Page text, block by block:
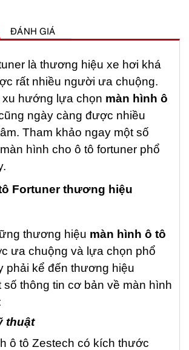
ĐÁNH GIÁ
là thương hiệu xe hơi khá
rất nhiều người ưa chuộng.
xu hướng lựa chọn màn hình ô
ngày càng được nhiều
Tham khảo ngay một số
hình cho ô tô fortuner phổ
Fortuner thương hiệu
thương hiệu màn hình ô tô
ưa chuộng và lựa chọn phổ
phải kể đến thương hiệu
số thông tin cơ bản về màn hình
thuật
ô tô Zestech có kích thước